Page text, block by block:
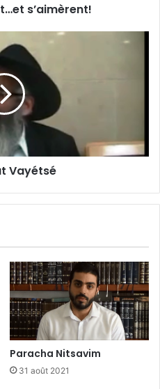
s’aimèrent!
Vayétsé
Paracha Nitsavim
31 août 2021